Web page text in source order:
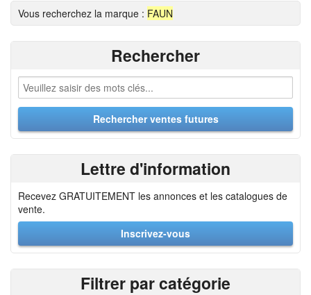
Vous recherchez la marque : FAUN
Rechercher
Lettre d'information
Recevez GRATUITEMENT les annonces et les catalogues de
vente.
Inscrivez-vous
Filtrer par catégorie